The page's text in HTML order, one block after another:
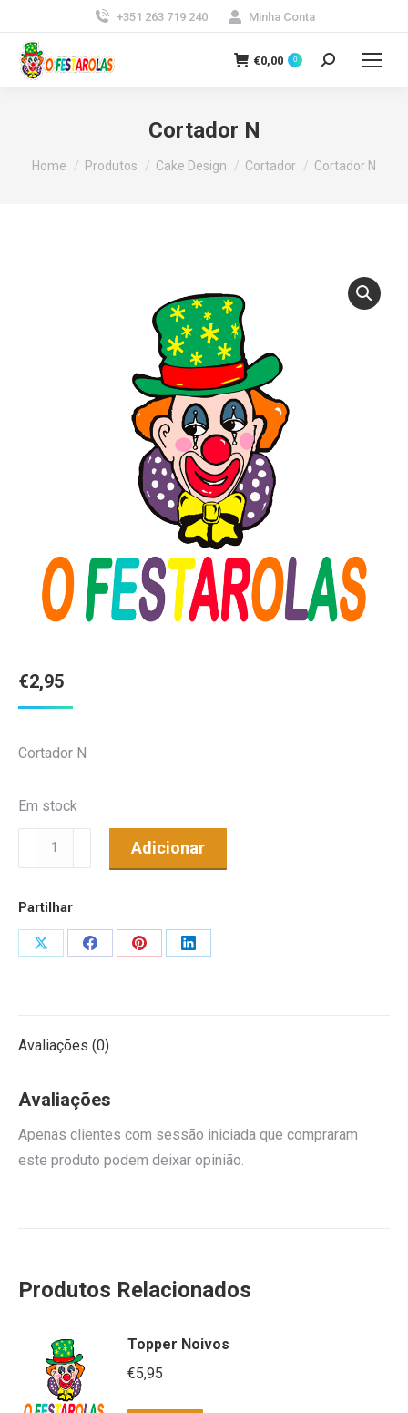
+351 263 719 240 Minha Conta
€0,00 0 Search:
Cortador N
You are here:
Home Produtos Cake Design Cortador Cortador N
€2,95
Cortador N
Em stock
Quantidade
N
Adicionar
Partilhar
Share
Share
Share
Share
Avaliações (0)
Avaliações
Apenas clientes com sessão iniciada que compraram
este produto podem deixar opinião.
Produtos Relacionados
Topper Noivos
€5,95